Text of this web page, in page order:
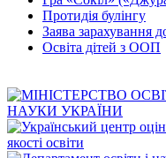
Протидія булінгу
Заява зарахування
Освіта дітей з ООП